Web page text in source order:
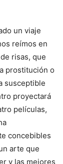
un viaje
reímos en
risas, que
prostitución o
susceptible
proyectará
películas,
concebibles
arte que
y las mejores